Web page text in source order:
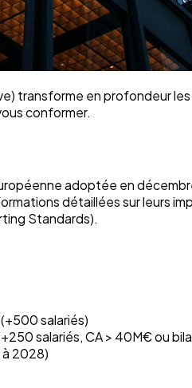
transforme en profondeur
conformer.
adoptée en
détaillées sur leurs
Standards).
salariés)
salariés, CA > 40M€ ou
2028)